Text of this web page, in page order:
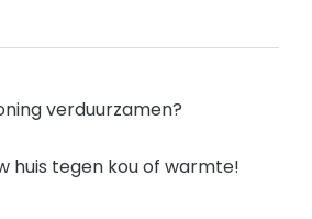
verduurzamen?
huis tegen kou of warmte!